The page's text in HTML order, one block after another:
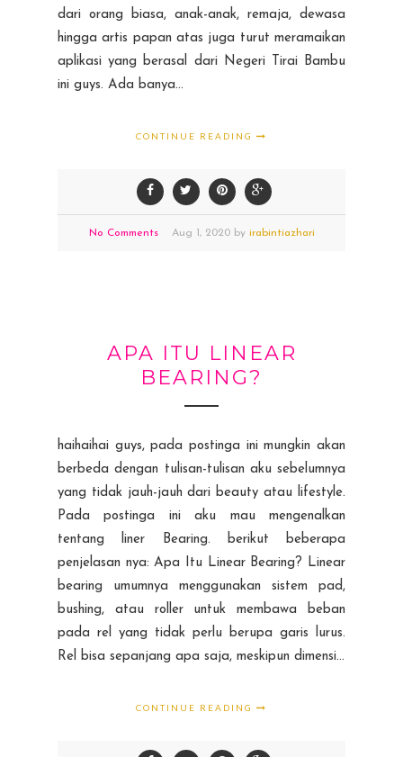
dari orang biasa, anak-anak, remaja, dewasa
hingga artis papan atas juga turut meramaikan
aplikasi yang berasal dari Negeri Tirai Bambu
ini guys. Ada banya...
CONTINUE READING
No Comments Aug 1,2020 by irabintiazhari
APA ITU LINEAR
BEARING?
haihaihai guys, pada postinga ini mungkin akan
berbeda dengan tulisan-tulisan aku sebelumnya
yang tidak jauh-jauh dari beauty atau lifestyle.
Pada postinga ini aku mau mengenalkan
tentang liner Bearing. berikut beberapa
penjelasan nya: Apa Itu Linear Bearing? Linear
bearing umumnya menggunakan sistem pad,
bushing, atau roller untuk membawa beban
pada rel yang tidak perlu berupa garis lurus.
Rel bisa sepanjang apa saja, meskipun dimensi...
CONTINUE READING